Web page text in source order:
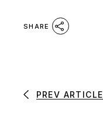
SHARE
PREV ARTICLE